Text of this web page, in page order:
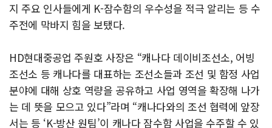
지 주요 인사들에게 K-잠수함의 우수성을 적극 알리는 등 수
주전에 막바지 힘을 보탰다.
HD현대중공업 주원호 사장은 “캐나다 데이비조선소, 어빙
조선소 등 캐나다를 대표하는 조선소들과 조선 및 함정 사업
분야에 대해 상호 역량을 공유하고 사업 영역을 확장해 나가
는 데 뜻을 모으고 있다”라며 “캐나다와의 조선 협력에 앞장
서는 등 ‘K-방산 원팀’이 캐나다 잠수함 사업을 수주할 수 있